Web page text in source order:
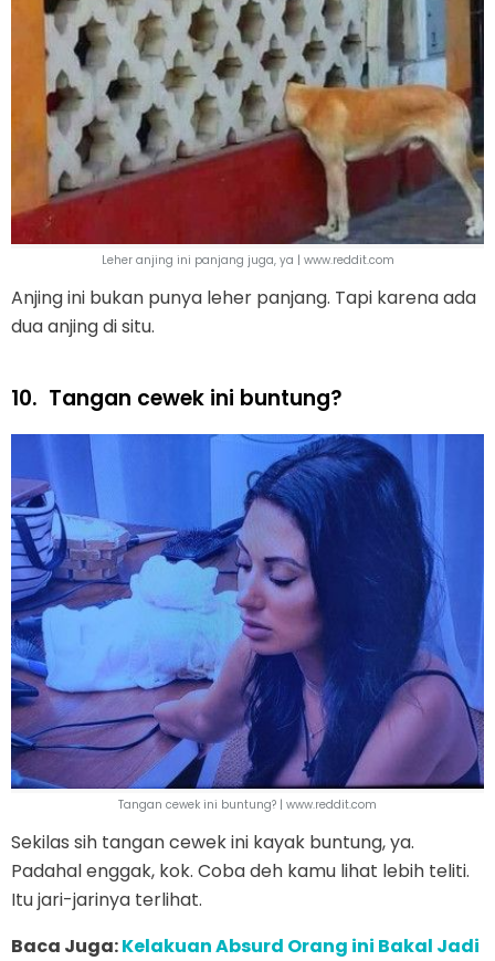
Leher anjing ini panjang juga, ya | www.reddit.com
Anjing ini bukan punya leher panjang. Tapi karena ada
dua anjing di situ.
10. Tangan cewek ini buntung?
Tangan cewek ini buntung? | www.reddit.com
Sekilas sih tangan cewek ini kayak buntung, ya.
Padahal enggak, kok. Coba deh kamu lihat lebih teliti.
Itu jari-jarinya terlihat.
Baca Juga:Kelakuan Absurd Orang ini Bakal Jadi